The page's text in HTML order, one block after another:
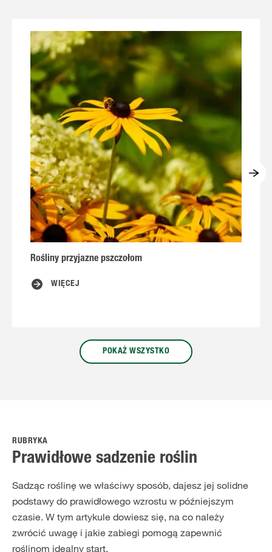
Rośliny przyjazne pszczołom
WIĘCEJ
POKAŻ WSZYSTKO
RUBRYKA
Prawidłowe sadzenie roślin
Sadząc roślinę we właściwy sposób, dajesz jej solidne
podstawy do prawidłowego wzrostu w późniejszym
czasie. W tym artykule dowiesz się, na co należy
zwrócić uwagę i jakie zabiegi pomogą zapewnić
roślinom idealny start.